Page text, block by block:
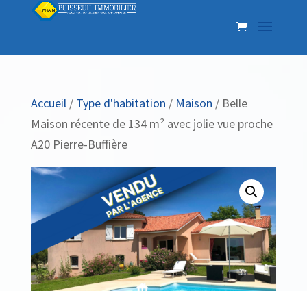
Accueil/ Type d'habitation / Maison / Belle
Maison récente de 134 m² avec jolie vue proche
A20 Pierre-Buffière